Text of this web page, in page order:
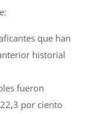
que han
historial
fueron
por ciento